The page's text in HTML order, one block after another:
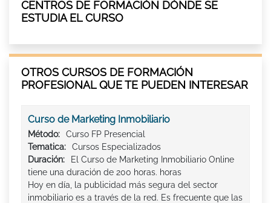
CENTROS DE FORMACIÓN DÓNDE SE
ESTUDIA EL CURSO
OTROS CURSOS DE FORMACIÓN
PROFESIONAL QUE TE PUEDEN INTERESAR
Curso de Marketing Inmobiliario
Método:
Curso FP Presencial
Tematica:
Cursos Especializados
Duración:
El Curso de Marketing Inmobiliario Online
tiene una duración de 200 horas. horas
Hoy en día, la publicidad más segura del sector
inmobiliario es a través de la red. Es frecuente que las